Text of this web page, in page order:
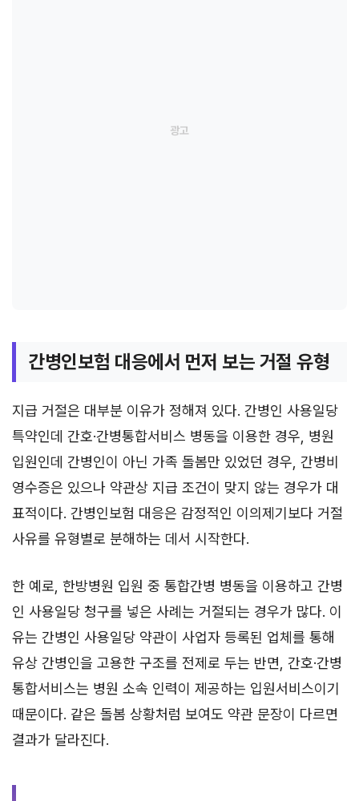
간병인보험 대응에서 먼저 보는 거절 유형
지급 거절은 대부분 이유가 정해져 있다. 간병인 사용일당
특약인데 간호·간병통합서비스 병동을 이용한 경우, 병원
입원인데 간병인이 아닌 가족 돌봄만 있었던 경우, 간병비
영수증은 있으나 약관상 지급 조건이 맞지 않는 경우가 대
표적이다. 간병인보험 대응은 감정적인 이의제기보다 거절
사유를 유형별로 분해하는 데서 시작한다.
한 예로, 한방병원 입원 중 통합간병 병동을 이용하고 간병
인 사용일당 청구를 넣은 사례는 거절되는 경우가 많다. 이
유는 간병인 사용일당 약관이 사업자 등록된 업체를 통해
유상 간병인을 고용한 구조를 전제로 두는 반면, 간호·간병
통합서비스는 병원 소속 인력이 제공하는 입원서비스이기
때문이다. 같은 돌봄 상황처럼 보여도 약관 문장이 다르면
결과가 달라진다.